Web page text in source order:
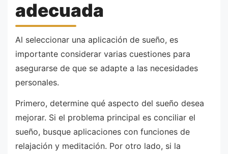
adecuada
Al seleccionar una aplicación de sueño, es
importante considerar varias cuestiones para
asegurarse de que se adapte a las necesidades
personales.
Primero, determine qué aspecto del sueño desea
mejorar. Si el problema principal es conciliar el
sueño, busque aplicaciones con funciones de
relajación y meditación. Por otro lado, si la